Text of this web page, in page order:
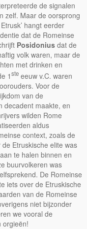
de signalen
zelf. Maar de oorsprong
hangt eerder
dat de Romeinse
Posidonius dat de
volk waren, maar de
met drinken en
1ste eeuw v.C. waren
Voor de
van de
decadent maakte, en
wilden Rome
aldus
context, zoals de
Etruskische elite was
te halen binnen en
buurvolkeren was
De Romeinse
iets over de Etruskische
van de Romeinse
niet bijzonder
we vooral de
orgieën!